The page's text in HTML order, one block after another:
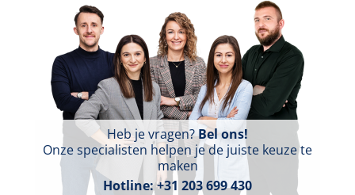
Heb je vragen?Bel ons!
Onze specialisten helpen je de juiste keuze te
maken
Hotline:+31 203 699 430